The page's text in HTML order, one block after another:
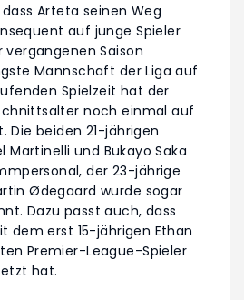
Arteta seinen Weg
auf junge Spieler
Saison
Mannschaft der Liga auf
Spielzeit hat der
noch einmal auf
Die beiden 21-jährigen
Martinelli und Bukayo Saka
der 23-jährige
Ødegaard wurde sogar
Dazu passt auch, dass
dem erst 15-jährigen Ethan
Premier-League-Spieler
hat.